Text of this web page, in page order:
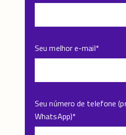
Seu melhor e-mail*
Seu número de telefone
WhatsApp)*